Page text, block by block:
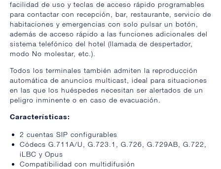
facilidad de uso y teclas de acceso rápido programables
para contactar con recepción, bar, restaurante, servicio de
habitaciones y emergencias con solo pulsar un botón,
además de acceso rápido a las funciones adicionales del
sistema telefónico del hotel (llamada de despertador,
modo No molestar, etc.).
Todos los terminales también admiten la reproducción
automática de anuncios multicast, ideal para situaciones
en las que los huéspedes necesitan ser alertados de un
peligro inminente o en caso de evacuación.
Características:
2 cuentas SIP configurables
Códecs G.711A/U, G.723.1, G.726, G.729AB, G.722,
iLBC y Opus
Compatibilidad con multidifusión